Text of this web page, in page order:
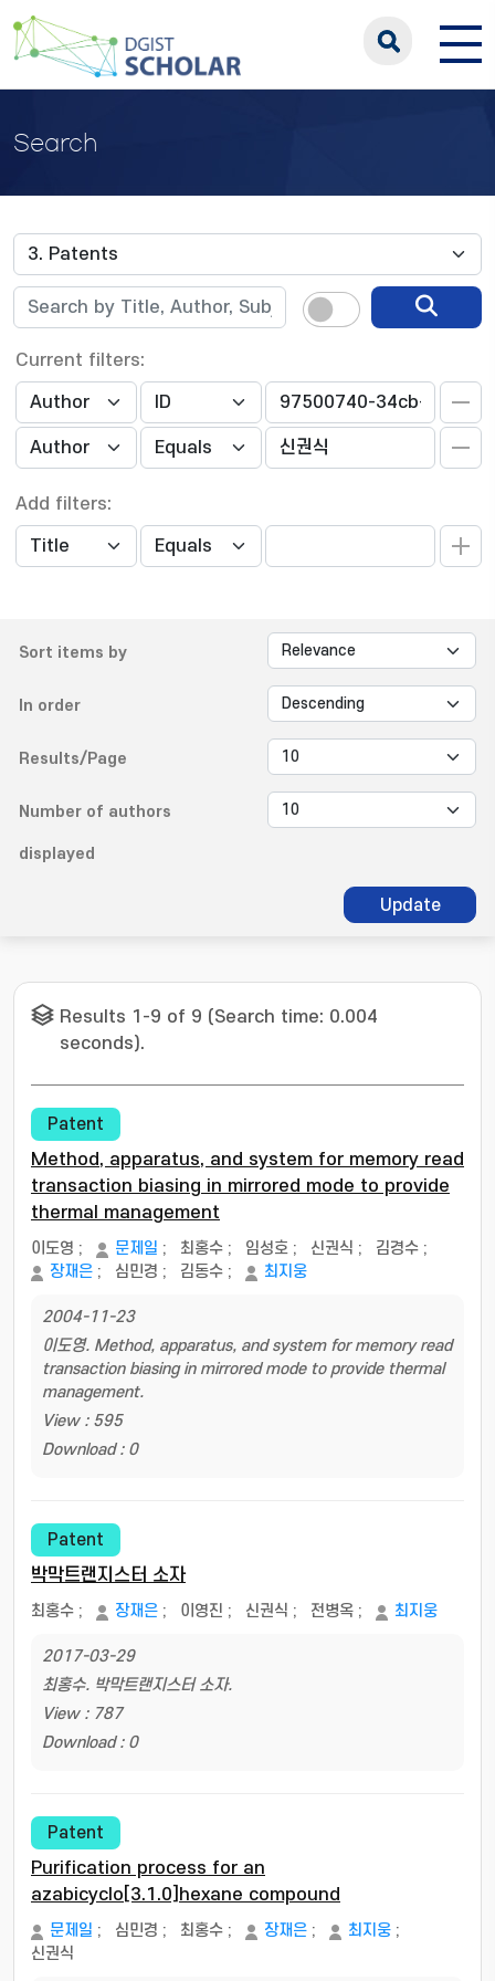
Search
Current filters:
Add filters:
Sort items by
In order
Results/Page
Number of authors
displayed
Update
Results 1-9 of 9 (Search time: 0.004
seconds).
Patent
Method, apparatus, and system for memory read
transaction biasing in mirrored mode to provide
thermal management
이도영 ; 문제일 ; 최홍수 ; 임성호 ; 신권식 ; 김경수 ;
장재은 ; 심민경 ; 김동수 ; 최지웅
2004-11-23
이도영. Method, apparatus, and system for memory read
transaction biasing in mirrored mode to provide thermal
management.
View : 595
Download : 0
Patent
박막트랜지스터 소자
최홍수 ; 장재은 ; 이영진 ; 신권식 ; 전병옥 ; 최지웅
2017-03-29
최홍수. 박막트랜지스터 소자.
View : 787
Download : 0
Patent
Purification process for an
azabicyclo[3.1.0]hexane compound
문제일 ; 심민경 ; 최홍수 ; 장재은 ; 최지웅 ;
신권식